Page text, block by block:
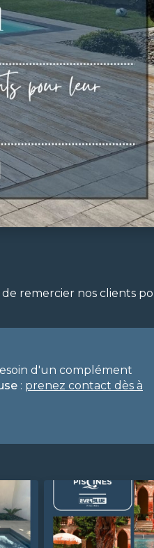
de remercier nos clients
d'un complément
: prenez contact dès à